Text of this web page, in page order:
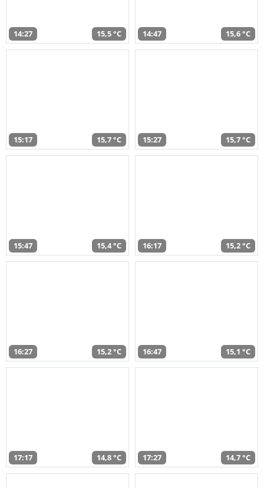
14:27 15,5 °C 14:47 15,6 °C
15:17 15,7 °C 15:27 15,7 °C
15:47 15,4 °C 16:17 15,2 °C
16:27 15,2 °C 16:47 15,1 °C
17:17 14,8 °C 17:27 14,7 °C